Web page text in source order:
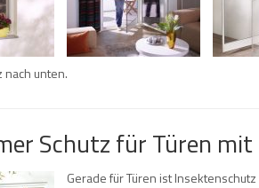
nach unten.
Schutz für Türen mit
Gerade für Türen ist